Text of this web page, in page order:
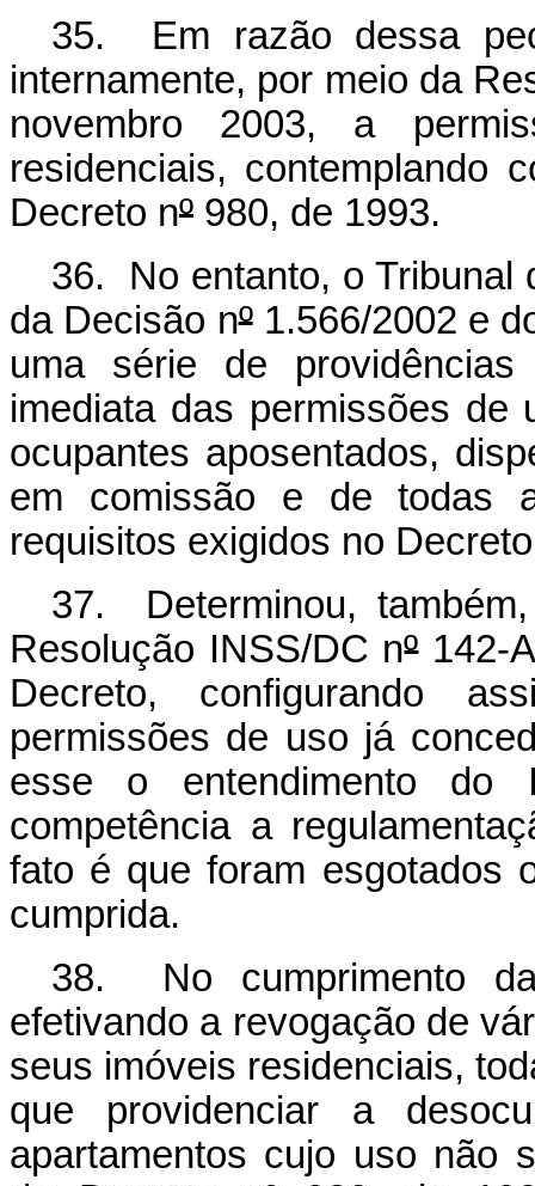
35. Em razão dessa
internamente, por meio da
novembro 2003, a
residenciais, contemplando
Decreto nº 980, de 1993.
36. No entanto, o Tribunal
da Decisão nº1.566/2002 e
uma série de
imediata das permissões de
ocupantes aposentados,
em comissão e de todas
requisitos exigidos no
37. Determinou,
Resolução INSS/DC nº142-
Decreto, configurando
permissões de uso já
esse o entendimento
competência a
fato é que foram esgotados
cumprida.
38. No cumprimento
efetivando a revogação de
seus imóveis residenciais,
que providenciar a
apartamentos cujo uso não